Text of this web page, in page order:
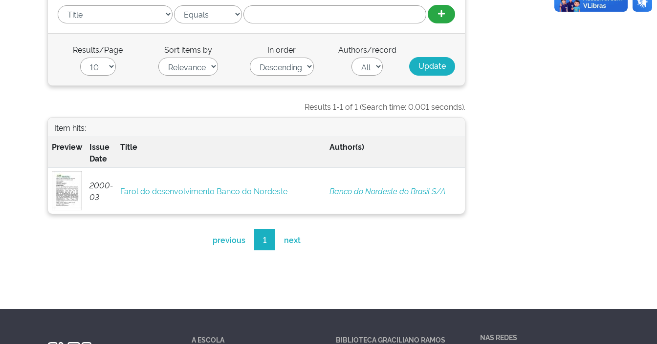
Results/Page Sort items by In order Authors/record
Results 1-1 of 1 (Search time: 0.001 seconds).
Item hits:
Preview
Issue
Date
Title Author(s)
2000-
03
Farol do desenvolvimento Banco do Nordeste Banco do Nordeste do Brasil S/A
previous 1 next
A ESCOLA BIBLIOTECA GRACILIANO RAMOS NAS REDES